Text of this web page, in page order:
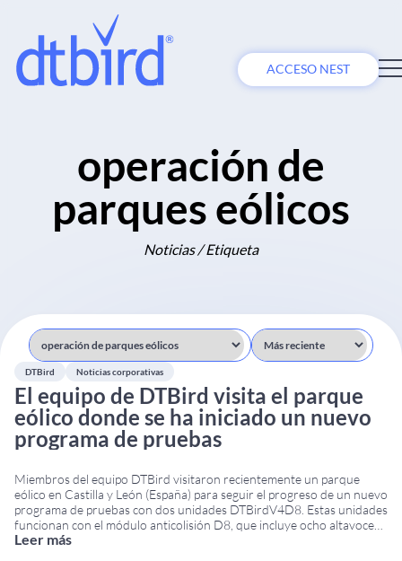
ACCESO NEST
operación de
parques eólicos
Noticias / Etiqueta
DTBird Noticias corporativas
El equipo de DTBird visita el parque
eólico donde se ha iniciado un nuevo
programa de pruebas
Miembros del equipo DTBird visitaron recientemente un parque
eólico en Castilla y León (España) para seguir el progreso de un nuevo
programa de pruebas con dos unidades DTBirdV4D8. Estas unidades
funcionan con el módulo anticolisión D8, que incluye ocho altavoces
distribuidos a dos alturas: uno por debajo del punto más bajo
Leer más